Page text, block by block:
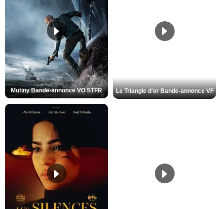
Mutiny Bande-annonce VO STFR Le Triangle d'or Bande-annonce VF